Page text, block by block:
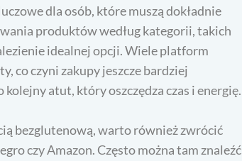
dla osób, które muszą dokładnie
produktów według kategorii, takich
idealnej opcji. Wiele platform
co czyni zakupy jeszcze bardziej
atut, który oszczędza czas i energię.
bezglutenową, warto również zwrócić
czy Amazon. Często można tam znaleźć